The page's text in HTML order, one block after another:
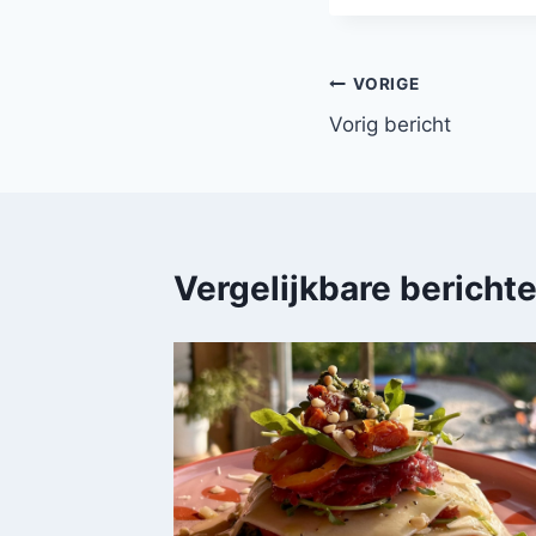
Bericht
navigatie
VORIGE
Vorig bericht
Vergelijkbare